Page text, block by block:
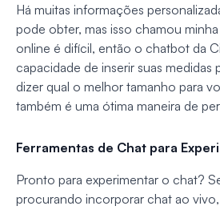
Há muitas informações
pode obter, mas isso chamou
online é difícil, então o chatbot da
capacidade de inserir suas medidas
dizer qual o melhor tamanho para
também é uma ótima maneira de
Ferramentas de Chat para
Pronto para experimentar o chat?
procurando incorporar chat ao